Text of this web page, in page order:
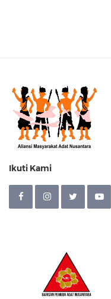
Ikuti Kami